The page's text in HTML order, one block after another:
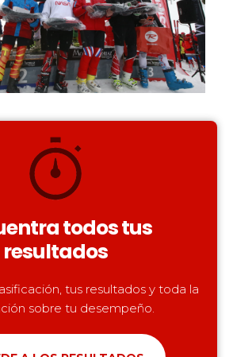
todos tus
resultados
tus resultados y toda la
sobre tu desempeño.